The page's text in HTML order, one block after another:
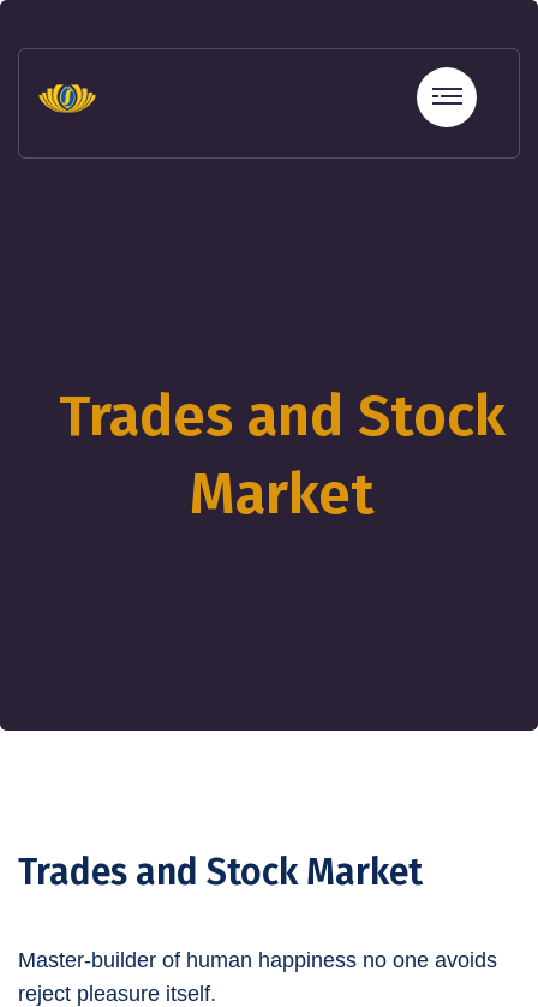
hatları
sohbet
betebet
Trades and Stock
Market
Trades and Stock Market
Master-builder of human happiness no one avoids
reject pleasure itself.